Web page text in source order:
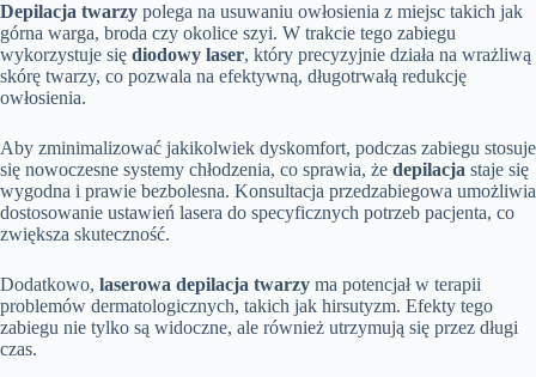
Depilacja twarzy polega na usuwaniu owłosienia z miejsc takich jak
górna warga, broda czy okolice szyi. W trakcie tego zabiegu
wykorzystuje się diodowy laser, który precyzyjnie działa na wrażliwą
skórę twarzy, co pozwala na efektywną, długotrwałą redukcję
owłosienia.
Aby zminimalizować jakikolwiek dyskomfort, podczas zabiegu stosuje
się nowoczesne systemy chłodzenia, co sprawia, że depilacja staje się
wygodna i prawie bezbolesna. Konsultacja przedzabiegowa umożliwia
dostosowanie ustawień lasera do specyficznych potrzeb pacjenta, co
zwiększa skuteczność.
Dodatkowo, laserowa depilacja twarzy ma potencjał w terapii
problemów dermatologicznych, takich jak hirsutyzm. Efekty tego
zabiegu nie tylko są widoczne, ale również utrzymują się przez długi
czas.